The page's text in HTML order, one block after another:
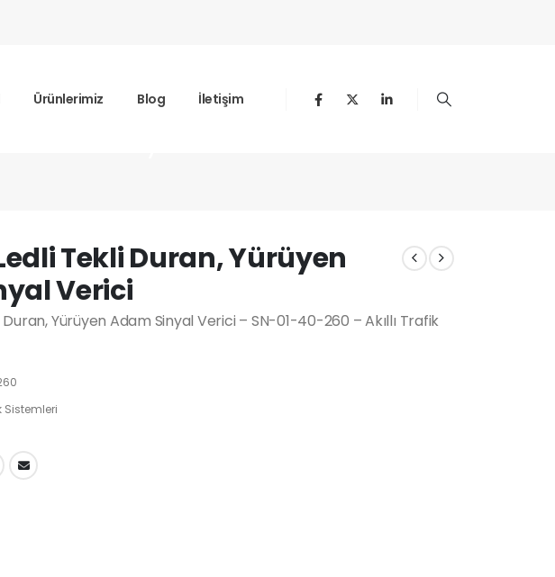
Ürünlerimiz Blog İletişim
Adam Sinyal Verici
Tekli Duran, Yürüyen
Verici
Yürüyen Adam Sinyal Verici – SN-01-40-260 – Akıllı Trafik
Sistemleri